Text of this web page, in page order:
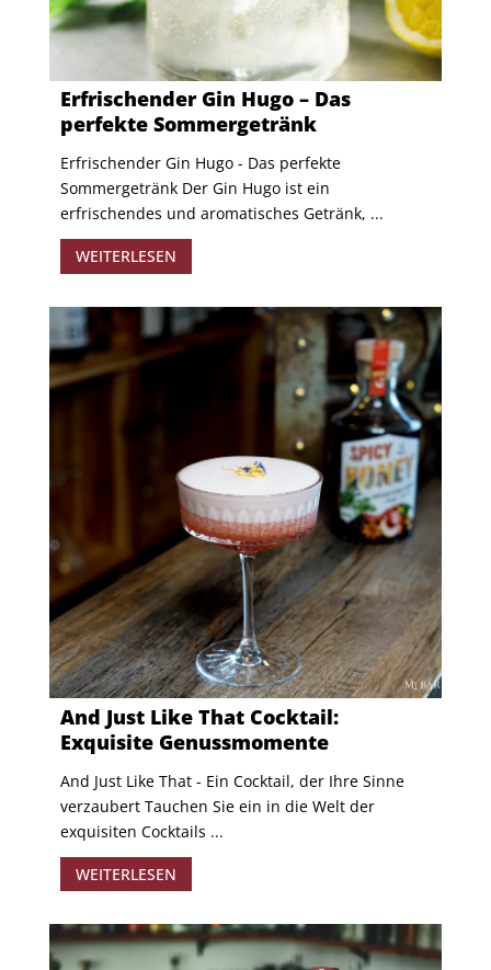
Erfrischender Gin Hugo – Das
perfekte Sommergetränk
Erfrischender Gin Hugo - Das perfekte
Sommergetränk Der Gin Hugo ist ein
erfrischendes und aromatisches Getränk, ...
WEITERLESEN
And Just Like That Cocktail:
Exquisite Genussmomente
And Just Like That - Ein Cocktail, der Ihre Sinne
verzaubert Tauchen Sie ein in die Welt der
exquisiten Cocktails ...
WEITERLESEN